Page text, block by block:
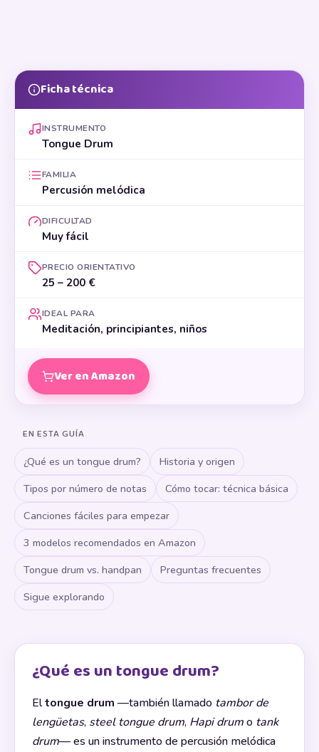
EN ESTA GUÍA
¿Qué es un tongue drum?
Historia y origen
Tipos por número de notas
Cómo tocar: técnica básica
Canciones fáciles para empezar
3 modelos recomendados en Amazon
Tongue drum vs. handpan
Preguntas frecuentes
Sigue explorando
¿Qué es un tongue drum?
Eltongue drum —también llamado tambor de
lengüetas, steel tongue drum, Hapi drumo tank
drum— es un instrumento de percusión melódica
Ficha técnica
INSTRUMENTO
Tongue Drum
FAMILIA
Percusión melódica
DIFICULTAD
Muy fácil
PRECIO ORIENTATIVO
25 – 200 €
IDEAL PARA
Meditación, principiantes, niños
Ver en Amazon